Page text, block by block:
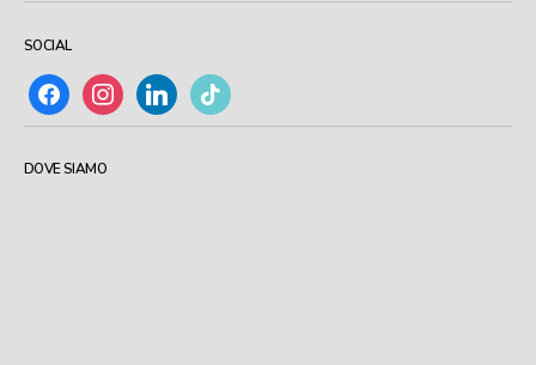
SOCIAL
facebook instagramlinkedin tiktok
DOVE SIAMO